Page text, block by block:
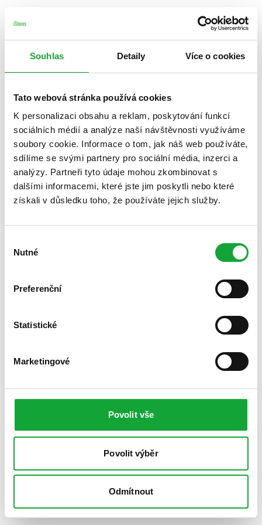
Souhlas Detaily Více o cookies
Tato webová stránka používá cookies
K personalizaci obsahu a reklam, poskytování funkcí
sociálních médií a analýze naší návštěvnosti využíváme
soubory cookie. Informace o tom, jak náš web používáte,
sdílíme se svými partnery pro sociální média, inzerci a
analýzy. Partneři tyto údaje mohou zkombinovat s
dalšími informacemi, které jste jim poskytli nebo které
získali v důsledku toho, že používáte jejich služby.
souhlasu
Nutné
Preferenční
Statistické
Marketingové
Povolit vše
Povolit výběr
Odmítnout